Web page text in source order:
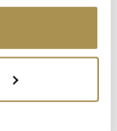
das Privacy
Lage
genau sein